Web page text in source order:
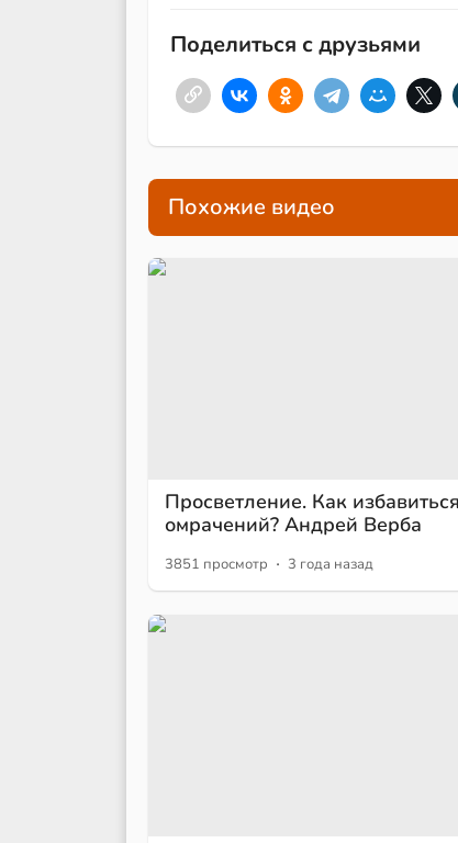
Поделиться с друзьями
Похожие видео
Просветление. Как
омрачений? Андрей Верба
3851 просмотр · 3 года назад